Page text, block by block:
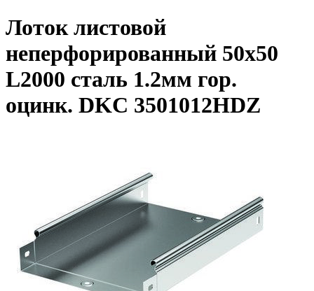
Лоток листовой
неперфорированный 50х50
L2000 сталь 1.2мм гор.
оцинк. DKC 3501012HDZ